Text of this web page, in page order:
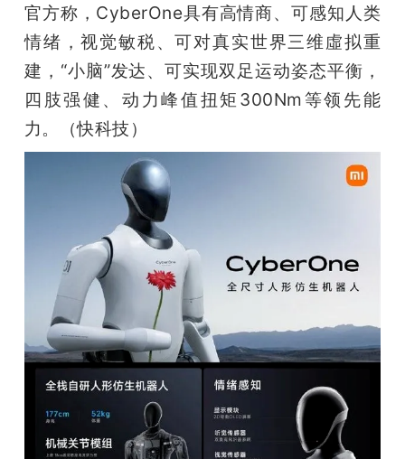
官方称，CyberOne具有高情商、可感知人类
情绪，视觉敏税、可对真实世界三维虛拟重
建，“小脑”发达、可实现双足运动姿态平衡，
四肢强健、动力峰值扭矩300Nm等领先能
力。（快科技）